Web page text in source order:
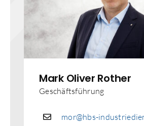
Mark Oliver Rother
Geschäftsführung
mor@hbs-